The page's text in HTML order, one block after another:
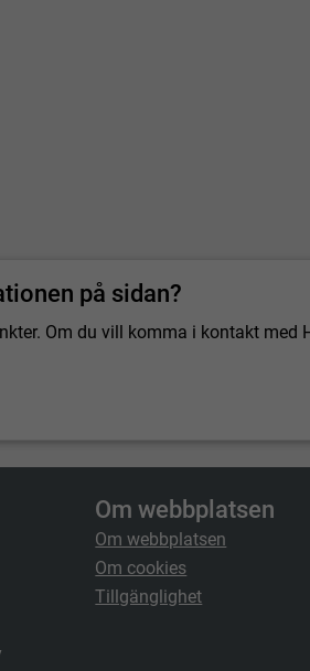
på sidan?
Om du vill komma i kontakt med
Om webbplatsen
Om webbplatsen
Om cookies
Tillgänglighet